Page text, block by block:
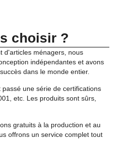
choisir ?
d'articles ménagers, nous
indépendantes et avons
dans le monde entier.
une série de certifications
etc. Les produits sont sûrs,
gratuits à la production et au
offrons un service complet tout